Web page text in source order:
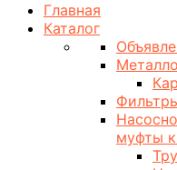
Главная
Каталог
муфты